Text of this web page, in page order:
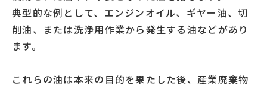
典型的な例として、エンジンオイル、ギヤー油、切
削油、または洗浄用作業から発生する油などがあり
ます。
これらの油は本来の目的を果たした後、産業廃棄物